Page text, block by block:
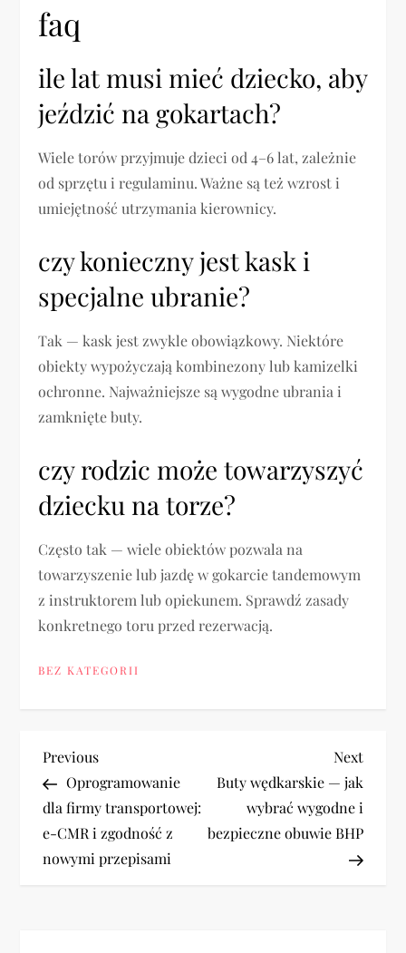
faq
ile lat musi mieć dziecko, aby
jeździć na gokartach?
Wiele torów przyjmuje dzieci od 4–6 lat, zależnie
od sprzętu i regulaminu. Ważne są też wzrost i
umiejętność utrzymania kierownicy.
czy konieczny jest kask i
specjalne ubranie?
Tak — kask jest zwykle obowiązkowy. Niektóre
obiekty wypożyczają kombinezony lub kamizelki
ochronne. Najważniejsze są wygodne ubrania i
zamknięte buty.
czy rodzic może towarzyszyć
dziecku na torze?
Często tak — wiele obiektów pozwala na
towarzyszenie lub jazdę w gokarcie tandemowym
z instruktorem lub opiekunem. Sprawdź zasady
konkretnego toru przed rezerwacją.
BEZ KATEGORII
N
a
w
Previous
Post
Previous
Oprogramowanie
dla firmy transportowej:
e-CMR i zgodność z
nowymi przepisami
Next
Post
Next
Buty wędkarskie — jak
wybrać wygodne i
bezpieczne obuwie BHP